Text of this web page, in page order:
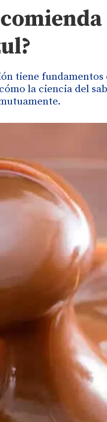
tiene fundamentos
la ciencia del